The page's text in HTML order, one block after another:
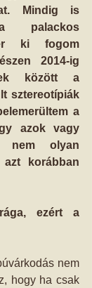
Mindig is
palackos
ki fogom
2014-ig
között a
sztereotípiák
a
azok vagy
nem olyan
korábban
ezért a
hogy ha csak